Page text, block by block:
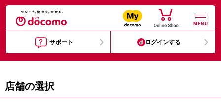
MENU
サポート ログインする
店舗の選択